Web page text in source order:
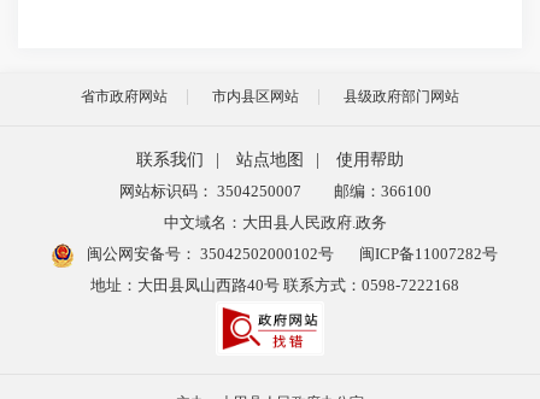
省市政府网站 市内县区网站 县级政府部门网站
联系我们 | 站点地图 |
使用帮助
网站标识码： 3504250007
邮编：366100
中文域名：大田县人民政府.政务
闽公网安备号： 35042502000102号
闽ICP备11007282号
地址：大田县凤山西路40号 联系方式：0598-7222168